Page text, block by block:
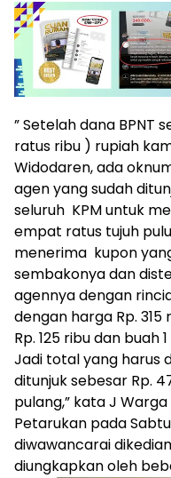
” Setelah dana BPNT
ratus ribu ) rupiah
Widodaren, ada
agen yang sudah
seluruh KPM untuk
empat ratus tujuh
menerima kupon
sembakonya dan
agennya dengan
dengan harga Rp. 315
Rp. 125 ribu dan buah
Jadi total yang harus
ditunjuk sebesar Rp.
pulang,” kata J
Petarukan pada
diwawancarai
diungkapkan oleh